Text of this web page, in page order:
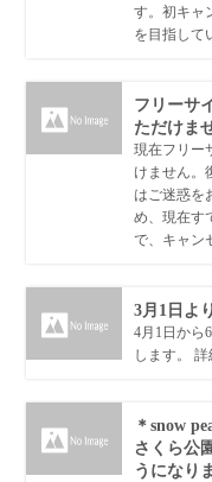
す。初キャ
を目指して
フリーサ
ただけま
現在フリー
けません。
はご迷惑を
め、現在す
で、キャン
3月1日よ
4月1日から
します。
＊snow
さくら公
うになり